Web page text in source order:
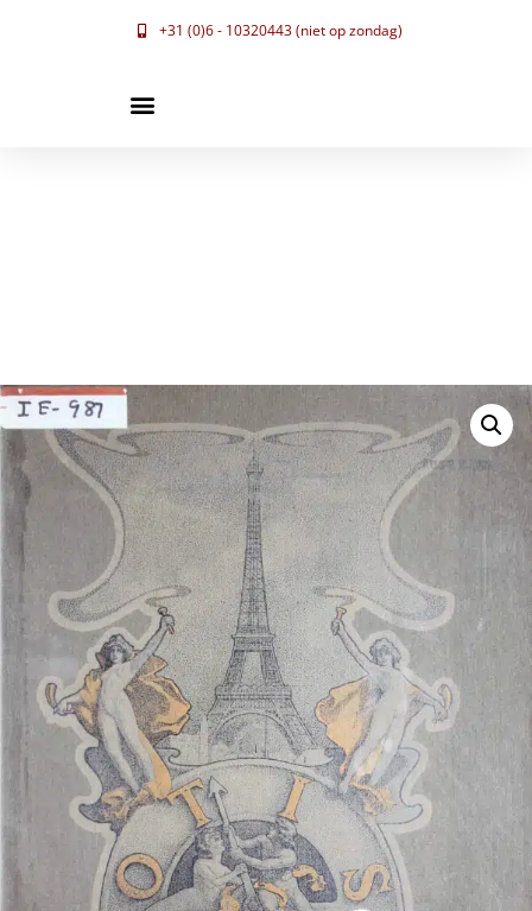
+31 (0)6 - 10320443 (niet op zondag)